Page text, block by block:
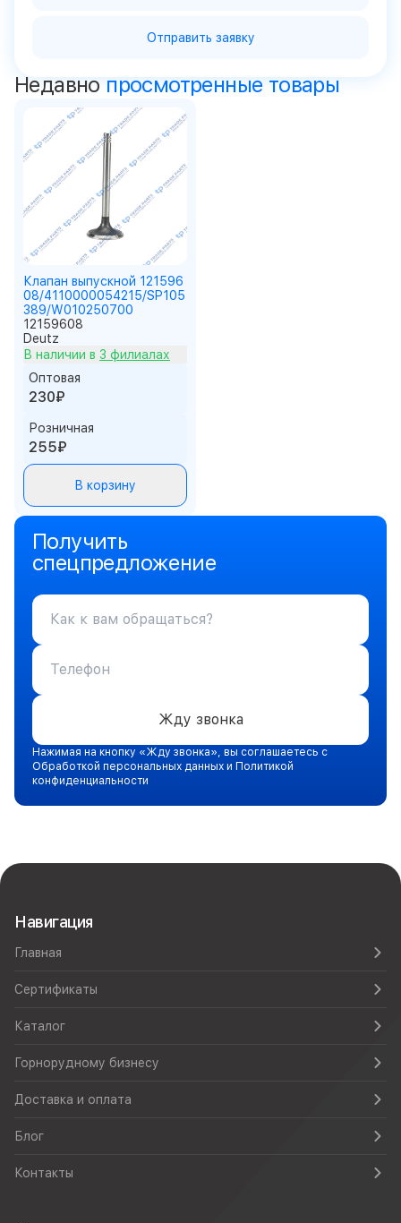
Отправить заявку
Недавно просмотренные товары
Клапан выпускной 121596
08/4110000054215/SP105
389/W010250700
12159608
Deutz
В наличии в 3 филиалах
Оптовая
230₽
Розничная
255₽
В корзину
Получить
спецпредложение
Жду звонка
Нажимая на кнопку «Жду звонка», вы соглашаетесь с
Обработкой персональных данных и Политикой
конфиденциальности
Навигация
Главная
Сертификаты
Каталог
Горнорудному бизнесу
Доставка и оплата
Блог
Контакты